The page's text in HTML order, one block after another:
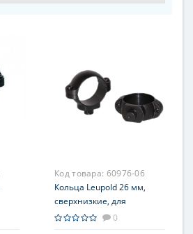
Код товара: 60976-06
Кольца Leupold 26 мм,
сверхнизкие, для
быстросъемного
0